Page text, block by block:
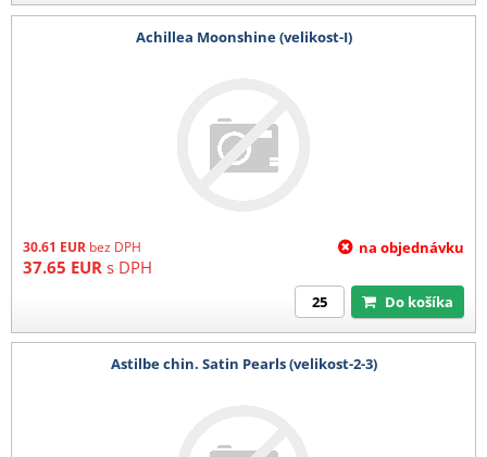
Achillea Moonshine (velikost-I)
30.61 EUR bez DPH
37.65 EUR s DPH
na objednávku
Do košíka
Astilbe chin. Satin Pearls (velikost-2-3)